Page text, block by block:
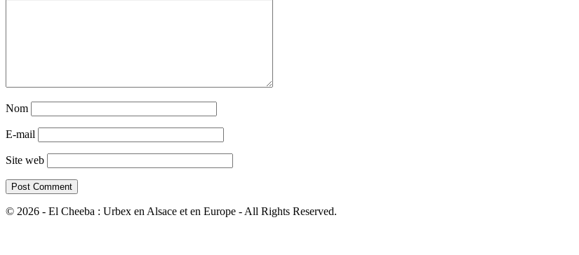
Nom
E-mail
Site web
© 2026 - El Cheeba : Urbex en Alsace et en Europe - All Rights Reserved.